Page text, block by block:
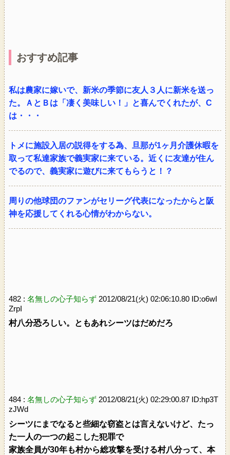
おすすめ記事
私は農家に嫁いで、新米の季節に友人３人に新米を送っ
た。ＡとＢは「凄く美味しい！」と喜んでくれたが、C
は・・・
トメに施設入居の説得をする為、旦那が1ヶ月介護休暇を
取って私達家族で義実家に来ている。近くに友達が住ん
でるので、義実家に遊びに来てもらうと！？
周りの他球団のファンがセリーグ代表になったからと阪
神を応援してくれる心情がわからない。
482 : 名無しの心子知らず 2012/08/21(火) 02:06:10.80 ID:o6wI
ZrpI
村八分恐ろしい。ともあれシーツはだめだろ
484 : 名無しの心子知らず 2012/08/21(火) 02:29:00.87 ID:hp3T
zJWd
シーツにまでなると些細な窃盗とは言えないけど、たっ
た一人の一つの起こした犯罪で
家族全員が30年も村から総攻撃を受ける村八分って、本